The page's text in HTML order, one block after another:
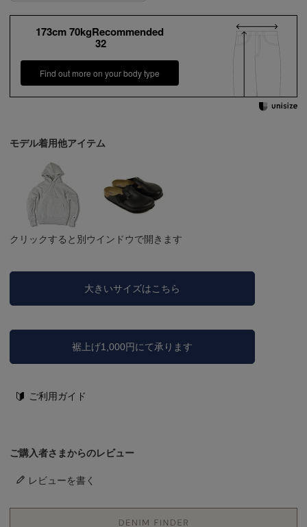
173cm 70kgRecommended
32
Find out more on your body type
モデル着用他アイテム
クリックすると別ウインドウで開きます
大きいサイズはこちら
裾上げ1,000円にて承ります
ご利用ガイド
ご購入者さまからのレビュー
レビューを書く